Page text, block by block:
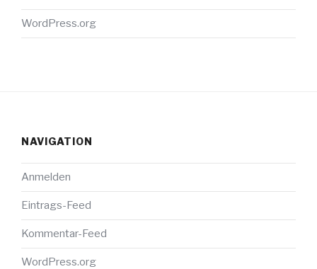
WordPress.org
NAVIGATION
Anmelden
Eintrags-Feed
Kommentar-Feed
WordPress.org